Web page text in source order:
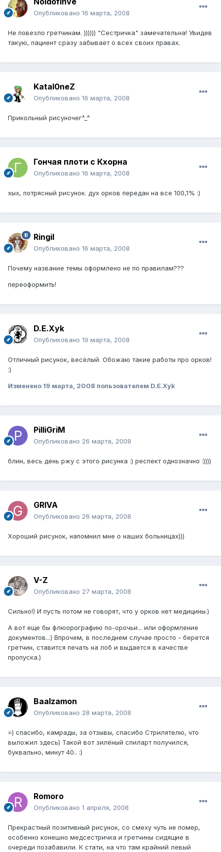
Опубликовано 16 марта, 2008
Не повезло гретчинам. )))))) "Сестричка" замечательна! Увидев
такую, пациент сразу забывает о всех своих правах.
Katal0neZ
Опубликовано 16 марта, 2008
Прикольный рисуночег^_^
Гончая плоти с Кхорна
Опубликовано 16 марта, 2008
хых, потрясный рисунок. дух орков передан на все 100,1% :)
Ringil
Опубликовано 16 марта, 2008
Почему название темы оформлено не по правилам???
переоформить!
D.E.Xyk
Опубликовано 19 марта, 2008
Отличный рисунок, весёлый. Обожаю такие работы про орков!
:)
Изменено 19 марта, 2008 пользователем D.E.Xyk
PilliGriM
Опубликовано 26 марта, 2008
блин, весь день ржу с этого рисунка :) респект однозначно :))))
GRIVA
Опубликовано 26 марта, 2008
Хороший рисунок, напомнил мне о наших больницах)))
V-Z
Опубликовано 27 марта, 2008
Сильно!) И пусть потом не говорят, что у орков нет медицины.)
А вот еще бы флюорографию по-орочьи... или оформление
документов...) Впрочем, в последнем случае просто - берется
гретчин, ставится печать на лоб и выдается в качестве
пропуска.)
Baalzamon
Опубликовано 28 марта, 2008
=) спасибо, камрады, за отзывы, спасибо Стрилятелю, что
выложил здесь) Такой вот зилёный спиларт получился,
буквально, минут 40.. :)
Romoro
Опубликовано 1 апреля, 2008
Прекрастный позитивный рисунок, со смеху чуть не помер,
особенно конешно медсестричка и гретчины сидящие в
очереди позабавили. К стати, на что там крайний левый